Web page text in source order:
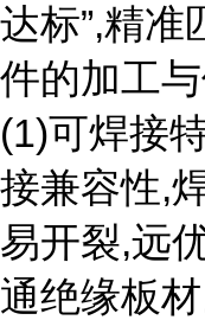
达标”,精准
件的加工与
(1)可焊接
接兼容性,
易开裂,远
通绝缘板